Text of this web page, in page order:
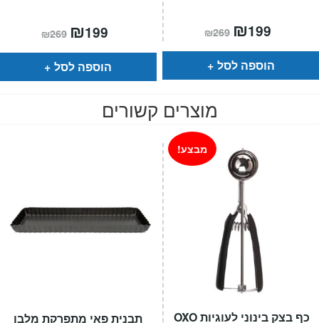
₪269 המחיר
המקורי
היה:
₪269.
₪199
הוא:
הוספה לסל
₪269 המחיר
המקורי
היה:
₪269.
₪199
הוא:
הוספה לסל
מוצרים קשורים
תבנית פאי מתפרקת מלבן
כף בצק בינוני לעוגיות OXO
מבצע!